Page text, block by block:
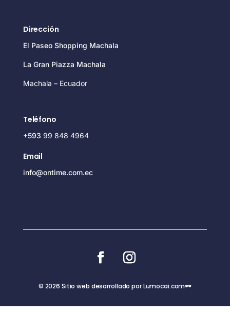
Dirección
El Paseo Shopping Machala
La Gran Piazza Machala
Machala – Ecuador
Teléfono
+593 99 848 4964
Email
info@ontime.com.ec
© 2026 Sitio web desarrollado por Lumocai.com🕶️